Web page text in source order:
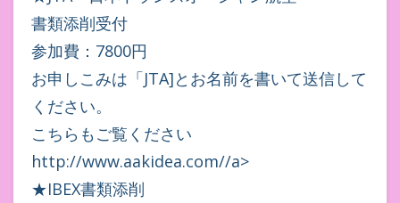
書類添削受付
参加費：7800円
お申しこみは「JTA]とお名前を書いて送信して
ください。
こちらもご覧ください
http://www.aakidea.com//a>
★IBEX書類添削